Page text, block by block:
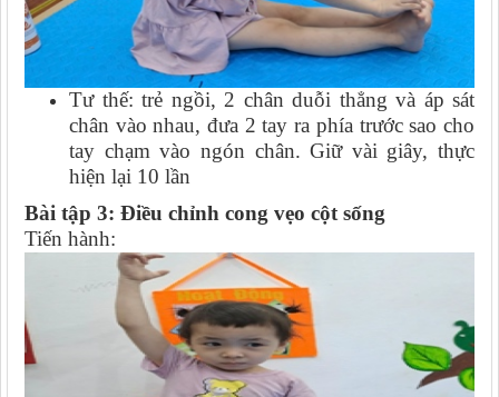
Tư thế: trẻ ngồi, 2 chân duỗi thẳng và áp sát
chân vào nhau, đưa 2 tay ra phía trước sao cho
tay chạm vào ngón chân. Giữ vài giây, thực
hiện lại 10 lần
Bài tập 3: Điều chỉnh cong vẹo cột sống
Tiến hành: